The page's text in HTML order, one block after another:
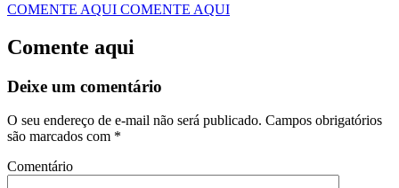
COMENTE AQUI COMENTE AQUI
Comente aqui
Deixe um comentário
O seu endereço de e-mail não será publicado. Campos obrigatórios
são marcados com *
Comentário